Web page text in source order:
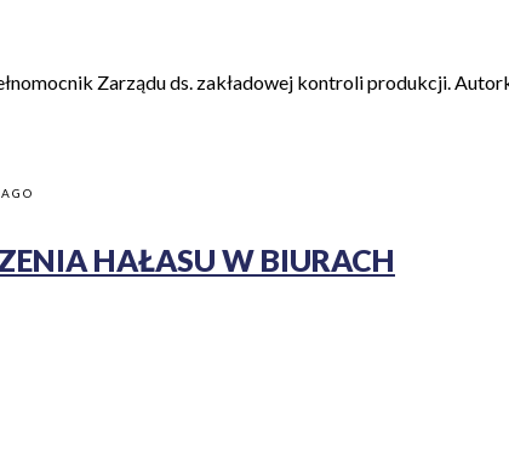
Zarządu ds. zakładowej kontroli produkcji.
HAŁASU W BIURACH